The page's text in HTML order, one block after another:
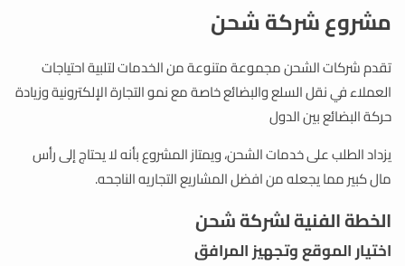
مشروع شركة شحن
تقدم شركات الشحن مجموعة متنوعة من الخدمات لتلبية احتياجات
العملاء في نقل السلع والبضائع خاصة مع نمو التجارة الإلكترونية وزيادة
حركة البضائع بين الدول
يزداد الطلب على خدمات الشحن، ويمتاز المشروع بأنه لا يحتاج إلى رأس
مال كبير مما يجعله من افضل المشاريع التجاريه الناجحه.
الخطة الفنية لشركة شحن
اختيار الموقع وتجهيز المرافق